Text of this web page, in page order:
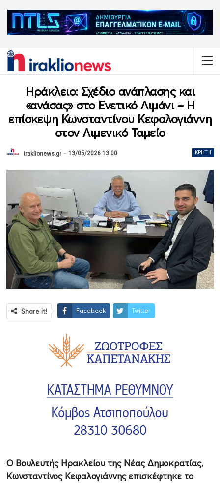
Ηράκλειο: Σχέδιο ανάπλασης και
«ανάσας» στο Ενετικό Λιμάνι – Η
επίσκεψη Κωνσταντίνου Κεφαλογιάννη
στον Λιμενικό Ταμείο
ΚΡΉΤΗ
iraklionews.gr 13/05/2026 13:00
Share it! Facebook Twitter
Ο Βουλευτής Ηρακλείου της Νέας Δημοκρατίας,
Κωνσταντίνος Κεφαλογιάννης επισκέφτηκε το